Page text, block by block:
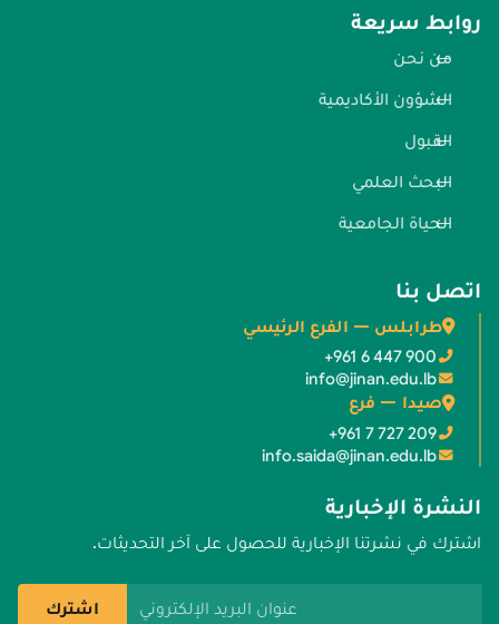
روابط سريعة
من نحن
الشؤون الأكاديمية
القبول
البحث العلمي
الحياة الجامعية
اتصل بنا
طرابلس — الفرع الرئيسي
+961 6 447 900
info@jinan.edu.lb
صيدا — فرع
+961 7 727 209
info.saida@jinan.edu.lb
النشرة الإخبارية
اشترك في نشرتنا الإخبارية للحصول على آخر التحديثات.
اشترك